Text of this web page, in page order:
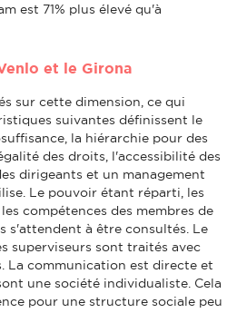
est 71% plus élevé qu'à
et le Girona
sur cette dimension, ce qui
suivantes définissent le
la hiérarchie pour des
des droits, l'accessibilité des
dirigeants et un management
Le pouvoir étant réparti, les
compétences des membres de
s'attendent à être consultés. Le
superviseurs sont traités avec
La communication est directe et
une société individualiste. Cela
pour une structure sociale peu